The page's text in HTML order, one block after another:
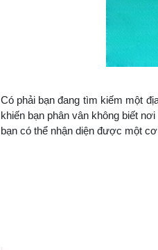
Có phải bạn đang tìm kiếm một
khiến bạn phân vân không biết
bạn có thể nhận diện được một